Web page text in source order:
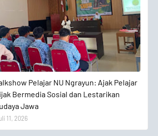
Pelajar NU Ngrayun: Ajak Pelajar
Bermedia Sosial dan Lestarikan
Jawa
11, 2026